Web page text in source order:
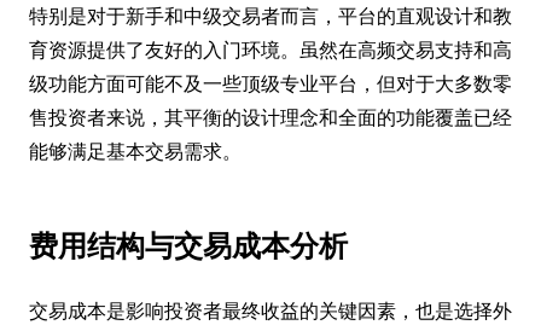
特别是对于新手和中级交易者而言，平台的直观设计和教
育资源提供了友好的入门环境。虽然在高频交易支持和高
级功能方面可能不及一些顶级专业平台，但对于大多数零
售投资者来说，其平衡的设计理念和全面的功能覆盖已经
能够满足基本交易需求。
费用结构与交易成本分析
交易成本是影响投资者最终收益的关键因素，也是选择外